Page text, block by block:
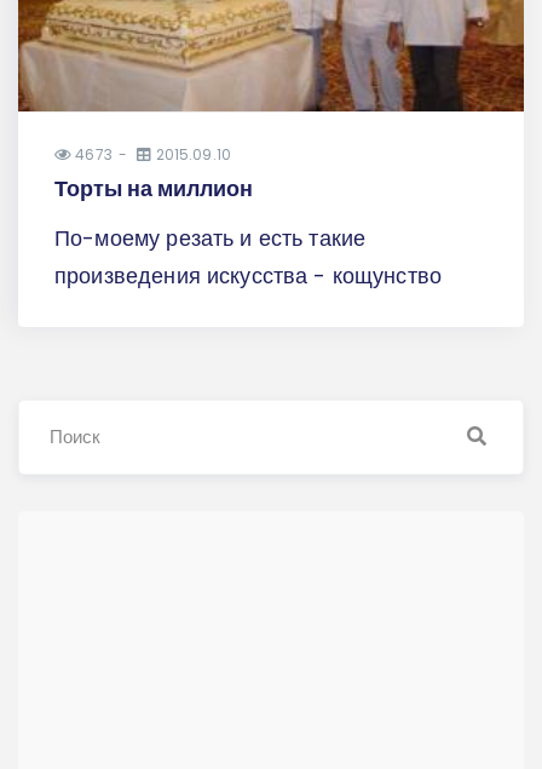
4673 2015.09.10
Торты на миллион
По-моему резать и есть такие
произведения искусства - кощунство